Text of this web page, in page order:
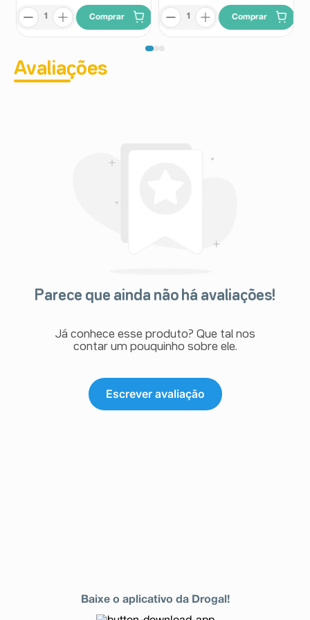
Comprar Comprar
Avaliações
Parece que ainda não há avaliações!
Já conhece esse produto? Que tal nos
contar um pouquinho sobre ele.
Escrever avaliação
Baixe o aplicativo da Drogal!